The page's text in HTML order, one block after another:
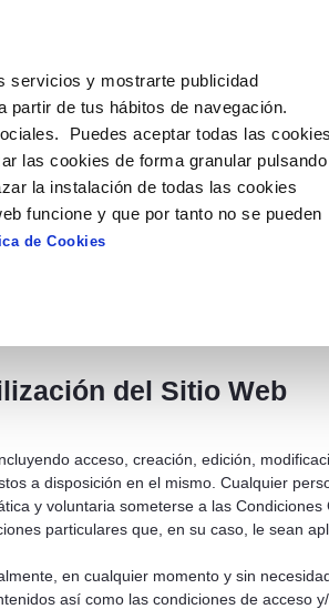
servicios y mostrarte publicidad
partir de tus hábitos de navegación.
Puedes aceptar todas las cookies
las cookies de forma granular pulsando
la instalación de todas las cookies
funcione y que por tanto no se pueden
de Cookies
Y
NORMATIVA APLICABLE
condiciones generales, así como
del Sitio Web
acceso, creación, edición,
a disposición en el mismo. Cualquier
y voluntaria someterse a las
particulares que, en su caso, le sean
en cualquier momento y sin
así como las condiciones de acceso